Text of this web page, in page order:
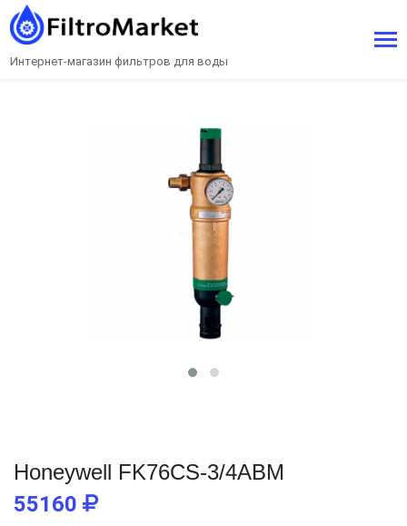
Интернет-магазин фильтров для воды
Honeywell FK76CS-3/4ABM
55160